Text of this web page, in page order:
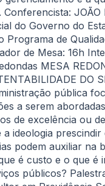
JOÃO
do Governo do
Programa de
de Mesa: 16h
MESA
DO
pública
a serem
de excelência ou
a ideologia prescindir
podem auxiliar na
é custo e o que é
públicos?